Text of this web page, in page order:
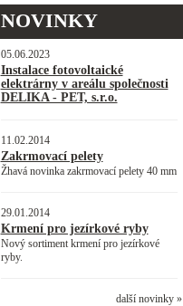
NOVINKY
05.06.2023
Instalace fotovoltaické
elektrárny v areálu společnosti
DELIKA - PET, s.r.o.
11.02.2014
Zakrmovací pelety
Žhavá novinka zakrmovací pelety 40 mm
29.01.2014
Krmení pro jezírkové ryby
Nový sortiment krmení pro jezírkové
ryby.
další novinky »